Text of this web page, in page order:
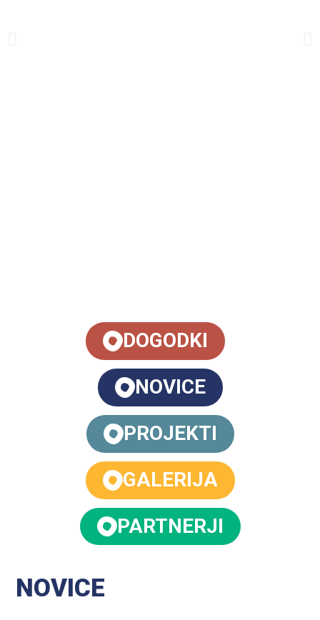
DOGODKI
NOVICE
PROJEKTI
GALERIJA
PARTNERJI
NOVICE